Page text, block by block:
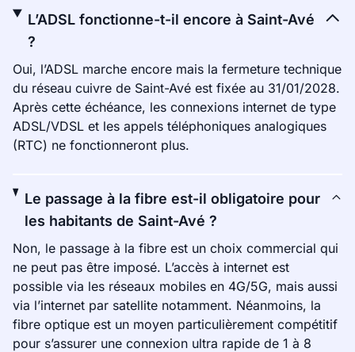
L’ADSL fonctionne-t-il encore à Saint-Avé
?
Oui, l’ADSL marche encore mais la fermeture technique
du réseau cuivre de Saint-Avé est fixée au 31/01/2028.
Après cette échéance, les connexions internet de type
ADSL/VDSL et les appels téléphoniques analogiques
(RTC) ne fonctionneront plus.
Le passage à la fibre est-il obligatoire pour
les habitants de Saint-Avé ?
Non, le passage à la fibre est un choix commercial qui
ne peut pas être imposé. L’accès à internet est
possible via les réseaux mobiles en 4G/5G, mais aussi
via l’internet par satellite notamment. Néanmoins, la
fibre optique est un moyen particulièrement compétitif
pour s’assurer une connexion ultra rapide de 1 à 8